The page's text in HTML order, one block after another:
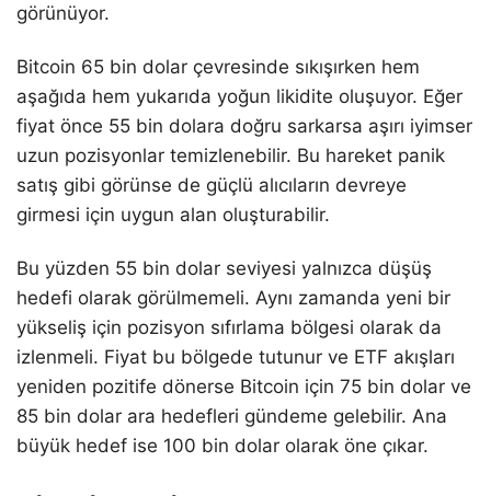
görünüyor.
Bitcoin 65 bin dolar çevresinde sıkışırken hem
aşağıda hem yukarıda yoğun likidite oluşuyor. Eğer
fiyat önce 55 bin dolara doğru sarkarsa aşırı iyimser
uzun pozisyonlar temizlenebilir. Bu hareket panik
satış gibi görünse de güçlü alıcıların devreye
girmesi için uygun alan oluşturabilir.
Bu yüzden 55 bin dolar seviyesi yalnızca düşüş
hedefi olarak görülmemeli. Aynı zamanda yeni bir
yükseliş için pozisyon sıfırlama bölgesi olarak da
izlenmeli. Fiyat bu bölgede tutunur ve ETF akışları
yeniden pozitife dönerse Bitcoin için 75 bin dolar ve
85 bin dolar ara hedefleri gündeme gelebilir. Ana
büyük hedef ise 100 bin dolar olarak öne çıkar.